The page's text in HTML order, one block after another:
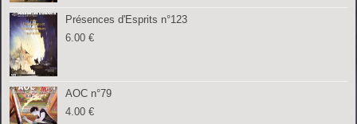
Présences d'Esprits n°123
6.00€
AOC n°79
4.00€